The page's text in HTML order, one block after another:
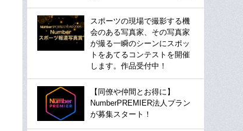
スポーツの現場で撮影する機
会のある写真家、その写真家
が撮る一瞬のシーンにスポッ
トをあてるコンテストを開催
します。作品受付中！
【同僚や仲間とお得に】
NumberPREMIER法人プラン
が募集スタート！